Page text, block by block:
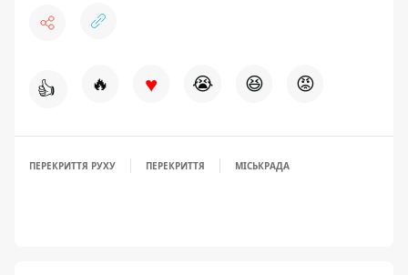
👍 🔥 ♥ 😭 😆 😡
ПЕРЕКРИТТЯ РУХУ ПЕРЕКРИТТЯ МІСЬКРАДА